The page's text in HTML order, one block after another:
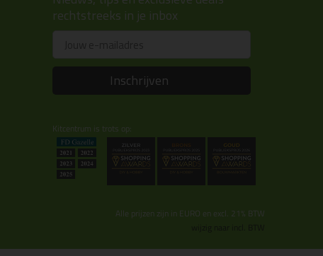
rechtstreeks in je inbox
Inschrijven
Kitcentrum is trots op:
Alle prijzen zijn in EURO en excl. 21% BTW